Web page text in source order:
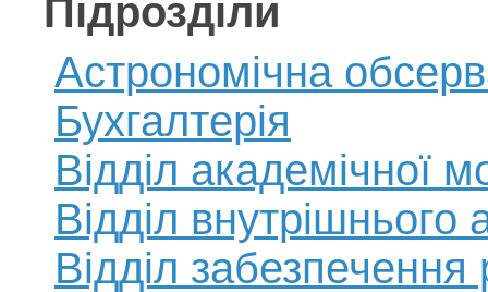
Підрозділи
Астрономiчна
Бухгалтерія
Відділ академічної
Відділ внутрішнього
Відділ забезпечення